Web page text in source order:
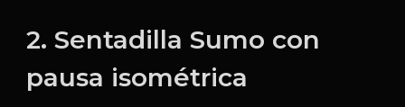
2. Sentadilla Sumo con
pausa isométrica